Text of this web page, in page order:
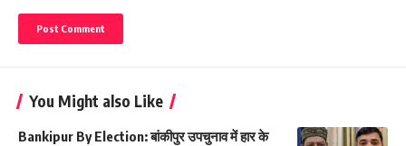
You Might also Like
Bankipur By Election: बांकीपुर उपचुनाव में हार के